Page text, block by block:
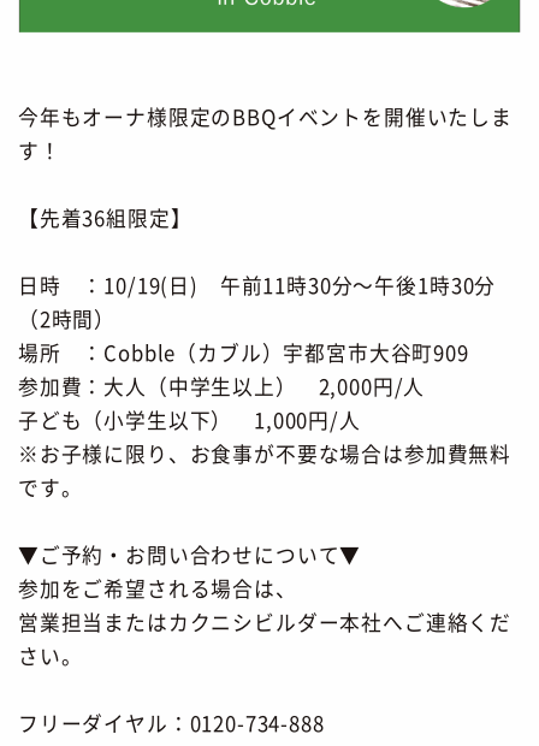
今年もオーナ様限定のBBQイベントを開催いたしま
す！
【先着36組限定】
日時 ：10/19(日) 午前11時30分～午後1時30分
（2時間）
場所 ：Cobble（カブル）宇都宮市大谷町909
参加費：大人（中学生以上） 2,000円/人
子ども（小学生以下） 1,000円/人
※お子様に限り、お食事が不要な場合は参加費無料
です。
▼ご予約・お問い合わせについて▼
参加をご希望される場合は、
営業担当またはカクニシビルダー本社へご連絡くだ
さい。
フリーダイヤル：0120-734-888